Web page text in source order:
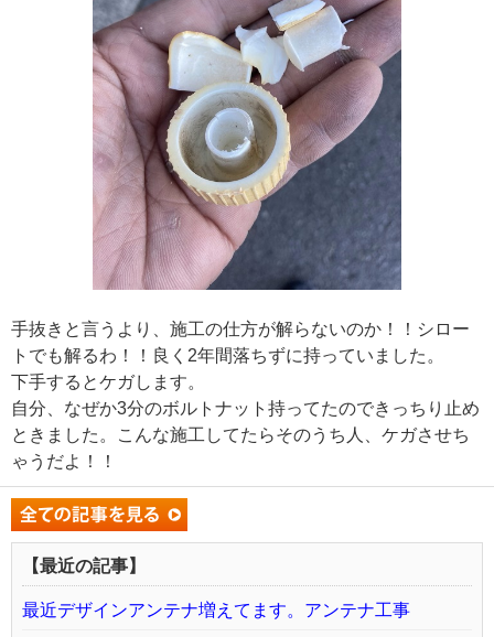
手抜きと言うより、施工の仕方が解らないのか！！シロー
トでも解るわ！！良く2年間落ちずに持っていました。
下手するとケガします。
自分、なぜか3分のボルトナット持ってたのできっちり止め
ときました。こんな施工してたらそのうち人、ケガさせち
ゃうだよ！！
【最近の記事】
最近デザインアンテナ増えてます。アンテナ工事